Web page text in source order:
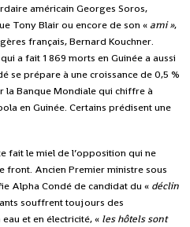
américain Georges Soros,
Tony Blair ou encore de son « ami »,
français, Bernard Kouchner.
a fait 1 869 morts en Guinée a aussi
se prépare à une croissance de 0,5 %
la Banque Mondiale qui chiffre à
en Guinée. Certains prédisent une
fait le miel de l’opposition qui ne
front. Ancien Premier ministre sous
Alpha Condé de candidat du « déclin
souffrent toujours des
et en électricité, « les hôtels sont